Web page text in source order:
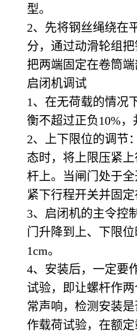
型。
2、先将钢丝绳绕在
分，通过动滑轮组
把两端固定在卷筒端
启闭机调试
1、在无荷载的情况
衡不超过正负10%，
2、上下限位的调节
态时，将上限压紧
杆上。当闸门处于
紧下行程开关并固定
3、启闭机的主令控
门升降到上、下限
1cm。
4、安装后，一定要
试验，即让螺杆作
常声响，检测安装
作载荷试验，在额